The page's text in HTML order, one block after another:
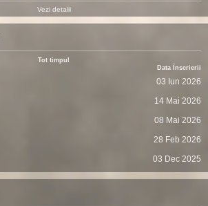
Vezi detalii
Tot timpul
Data Înscrierii
03 Iun 2026
14 Mai 2026
08 Mai 2026
28 Feb 2026
03 Dec 2025